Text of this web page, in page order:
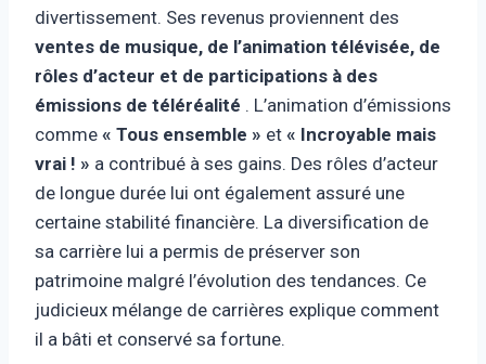
divertissement. Ses revenus proviennent des
ventes de musique, de l’animation télévisée, de
rôles d’acteur et de participations à des
émissions de téléréalité . L’animation d’émissions
comme « Tous ensemble » et « Incroyable mais
vrai ! » a contribué à ses gains. Des rôles d’acteur
de longue durée lui ont également assuré une
certaine stabilité financière. La diversification de
sa carrière lui a permis de préserver son
patrimoine malgré l’évolution des tendances. Ce
judicieux mélange de carrières explique comment
il a bâti et conservé sa fortune.